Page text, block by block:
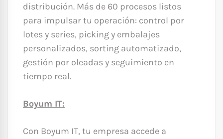
distribución. Más de 60 procesos listos
para impulsar tu operación: control por
lotes y series, picking y embalajes
personalizados, sorting automatizado,
gestión por oleadas y seguimiento en
tiempo real.
Boyum IT:
Con Boyum IT, tu empresa accede a